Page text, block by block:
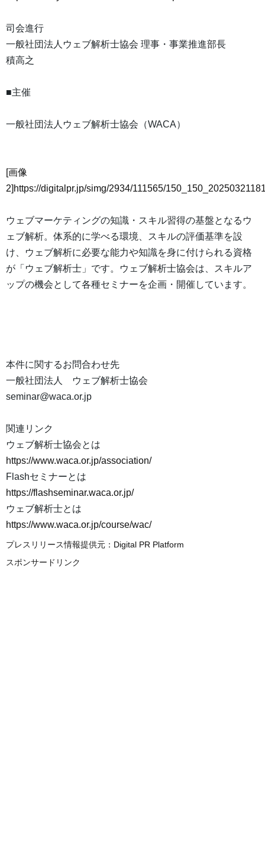
司会進行
一般社団法人ウェブ解析士協会 理事・事業推進部長
積高之
■主催
一般社団法人ウェブ解析士協会（WACA）
[画像
2]https://digitalpr.jp/simg/2934/111565/
ウェブマーケティングの知識・スキル習得の基盤となるウ
ェブ解析。体系的に学べる環境、スキルの評価基準を設
け、ウェブ解析に必要な能力や知識を身に付けられる資格
が「ウェブ解析士」です。ウェブ解析士協会は、スキルア
ップの機会として各種セミナーを企画・開催しています。
本件に関するお問合わせ先
一般社団法人 ウェブ解析士協会
seminar@waca.or.jp
関連リンク
ウェブ解析士協会とは
https://www.waca.or.jp/association/
Flashセミナーとは
https://flashseminar.waca.or.jp/
ウェブ解析士とは
https://www.waca.or.jp/course/wac/
プレスリリース情報提供元： Digital PR Platform
スポンサードリンク